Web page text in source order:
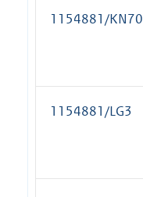
1154881/KN70
1154881/LG3